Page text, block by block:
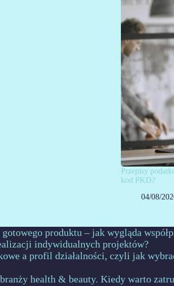
Przepisy
kod PKD?
04/08/
gotowego produktu – jak wygląda
indywidualnych projektów?
a profil działalności, czyli jak
health & beauty. Kiedy warto